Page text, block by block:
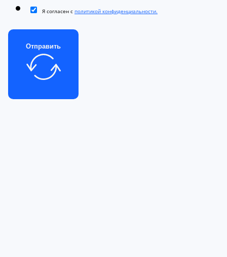
Я согласен с политикой конфиденциальности.
Отправить